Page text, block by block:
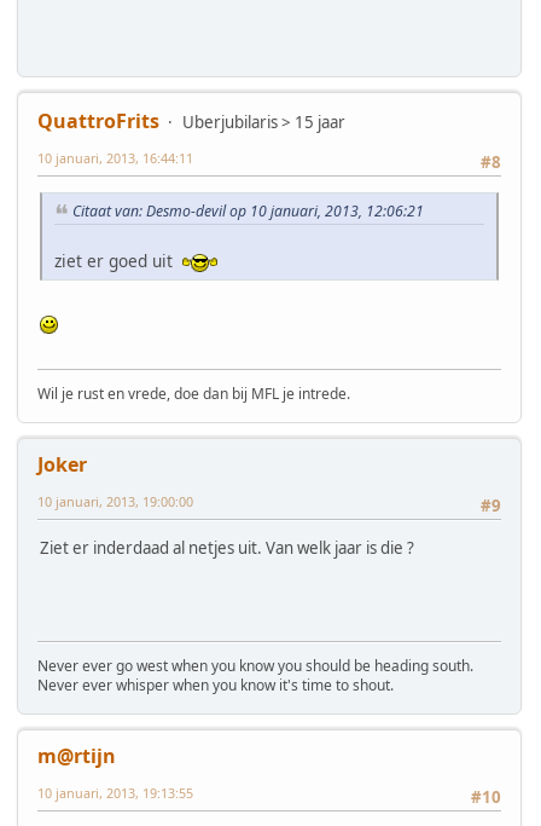
QuattroFrits
Uberjubilaris > 15 jaar
#8
10 januari, 2013, 16:44:11
Citaat van: Desmo-devil op 10 januari, 2013, 12:06:21
ziet er goed uit
Wil je rust en vrede, doe dan bij MFL je intrede.
Joker
#9
10 januari, 2013, 19:00:00
Ziet er inderdaad al netjes uit. Van welk jaar is die ?
Never ever go west when you know you should be heading south.
Never ever whisper when you know it's time to shout.
m@rtijn
#10
10 januari, 2013, 19:13:55